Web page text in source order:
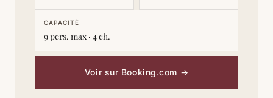
CAPACITÉ
9 pers. max · 4 ch.
Voir sur Booking.com →